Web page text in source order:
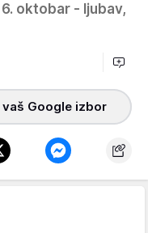
oktobar - ljubav,
vaš Google izbor